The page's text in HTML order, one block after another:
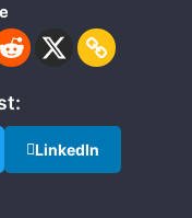
LinkedIn